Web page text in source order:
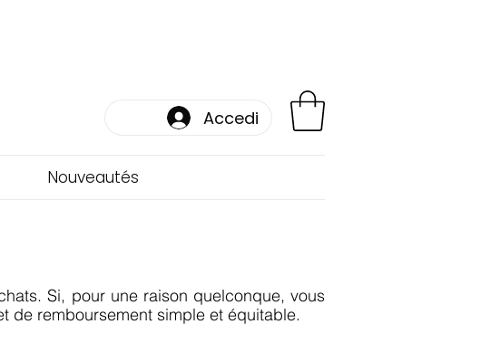
Accedi
Nouveautés
Si, pour une raison quelconque, vous
de remboursement simple et équitable.